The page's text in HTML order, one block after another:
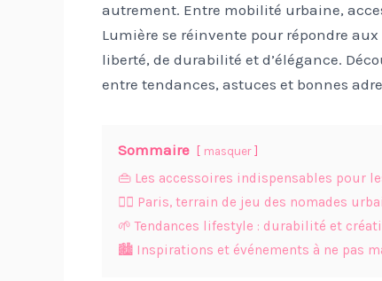
autrement. Entre mobilité urbaine,
Lumière se réinvente pour répondre
liberté, de durabilité et d’élégance.
entre tendances, astuces et bonnes
Sommaire masquer
👜 Les accessoires indispensables pour
🚶‍♂️ Paris, terrain de jeu des nomades
🌱 Tendances lifestyle : durabilité et
🏙️ Inspirations et événements à ne pas